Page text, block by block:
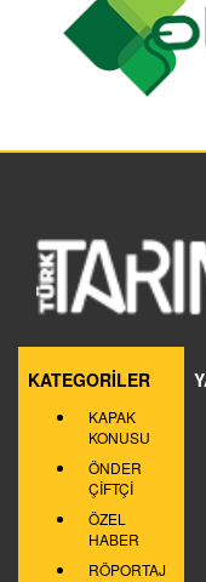
KATEGORİLER
KAPAK
KONUSU
ÖNDER
ÇİFTÇİ
ÖZEL
HABER
RÖPORTAJ